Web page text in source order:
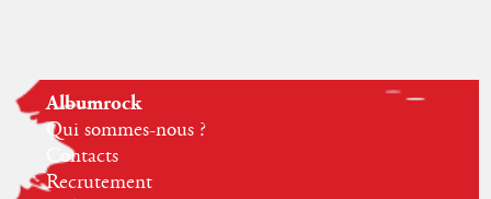
Albumrock
Qui sommes-nous ?
Contacts
Recrutement